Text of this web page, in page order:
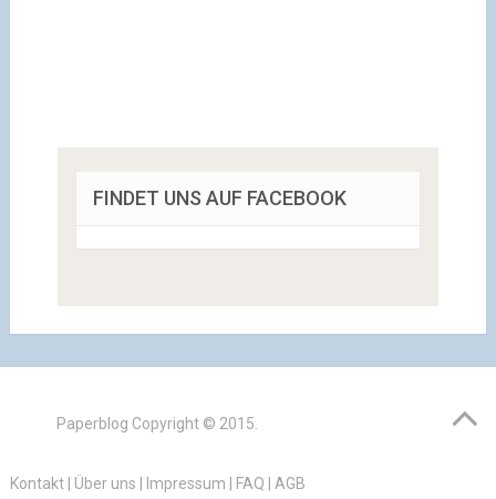
FINDET UNS AUF FACEBOOK
Paperblog Copyright © 2015.
Kontakt| Über uns | Impressum | FAQ | AGB